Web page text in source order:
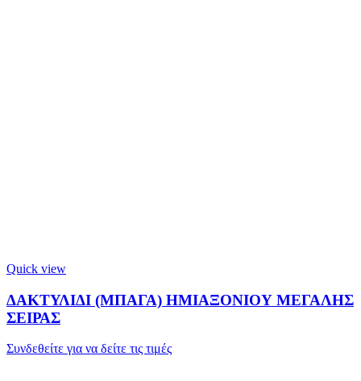
Quick view
ΔΑΚΤΥΛΙΔΙ (ΜΠΑΓΑ) ΗΜΙΑΞΟΝΙΟΥ ΜΕΓΑΛΗΣ
ΣΕΙΡΑΣ
Συνδεθείτε για να δείτε τις τιμές